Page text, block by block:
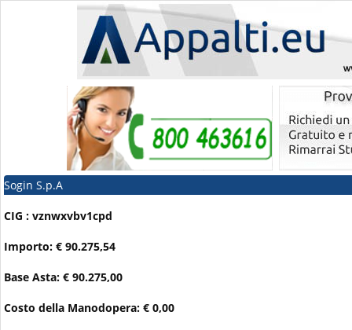
Sogin S.p.A
CIG : vznwxvbv1cpd
Importo: € 90.275,54
Base Asta: € 90.275,00
Costo della Manodopera: € 0,00